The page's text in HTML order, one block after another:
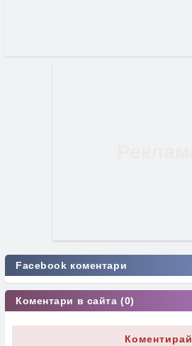
Facebook коментари
Коментари в сайта (0)
Коментирай